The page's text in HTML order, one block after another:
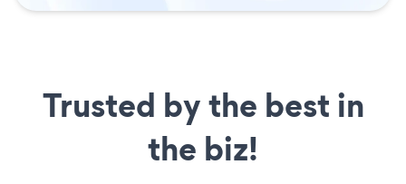
Trusted by the best in
the biz!